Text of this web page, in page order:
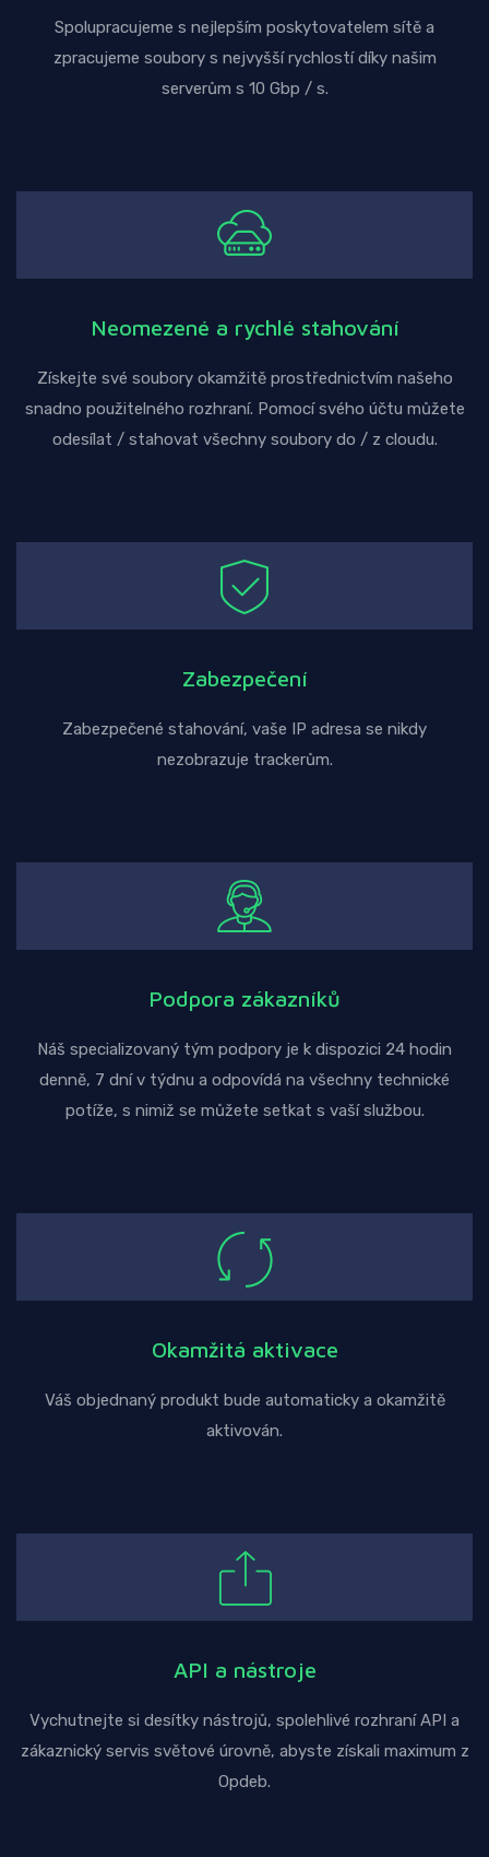
Spolupracujeme s nejlepším poskytovatelem sítě a
zpracujeme soubory s nejvyšší rychlostí díky našim
serverům s 10 Gbp / s.
Neomezené a rychlé stahování
Získejte své soubory okamžitě prostřednictvím našeho
snadno použitelného rozhraní. Pomocí svého účtu můžete
odesílat / stahovat všechny soubory do / z cloudu.
Zabezpečení
Zabezpečené stahování, vaše IP adresa se nikdy
nezobrazuje trackerům.
Podpora zákazníků
Náš specializovaný tým podpory je k dispozici 24 hodin
denně, 7 dní v týdnu a odpovídá na všechny technické
potíže, s nimiž se můžete setkat s vaší službou.
Okamžitá aktivace
Váš objednaný produkt bude automaticky a okamžitě
aktivován.
API a nástroje
Vychutnejte si desítky nástrojů, spolehlivé rozhraní API a
zákaznický servis světové úrovně, abyste získali maximum z
Opdeb.